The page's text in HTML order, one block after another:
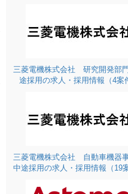
三菱電機株式会社 研究開発部
途採用の求人・採用情報（4案
三菱電機株式会社 自動車機器
中途採用の求人・採用情報（19案